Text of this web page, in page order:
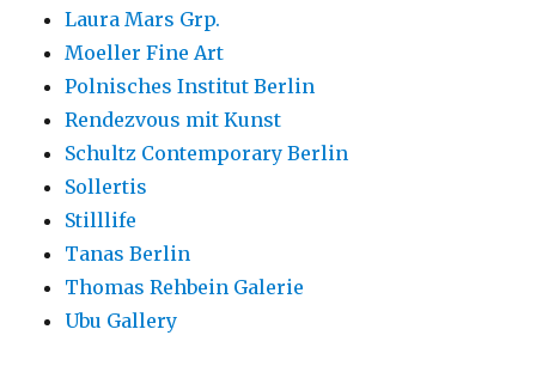
Laura Mars Grp.
Moeller Fine Art
Polnisches Institut Berlin
Rendezvous mit Kunst
Schultz Contemporary Berlin
Sollertis
Stilllife
Tanas Berlin
Thomas Rehbein Galerie
Ubu Gallery